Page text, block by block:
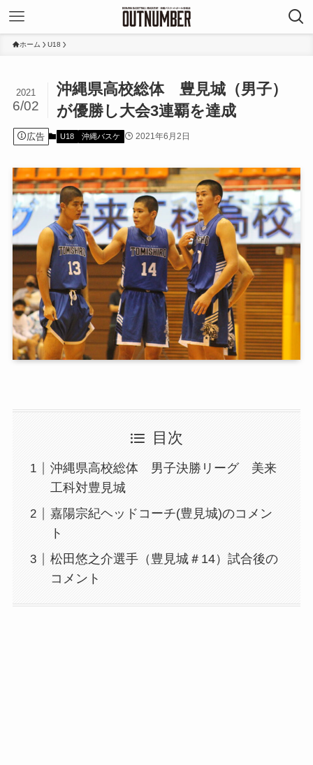
ホーム U18
沖縄県高校総体 豊見城（男子）
が優勝し大会3連覇を達成
2021
6/02
広告 U18 沖縄バスケ 2021年6月2日
目次
沖縄県高校総体 男子決勝リーグ 美来
工科対豊見城
嘉陽宗紀ヘッドコーチ(豊見城)のコメン
ト
松田悠之介選手（豊見城＃14）試合後の
コメント